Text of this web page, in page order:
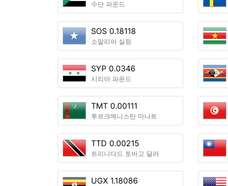
수단 파운드
SOS 0.18118
소말리아 실링
SYP 0.0346
시리아 파운드
TMT 0.00111
투르크메니스탄 마나트
TTD 0.00215
트리니다드 토바고 달러
UGX 1.18086